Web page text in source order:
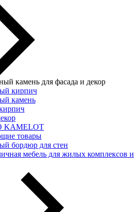
камень для фасада и декор
кирпич
камень
KAMELOT
товары
бордюр для стен
мебель для жилых комплексов и